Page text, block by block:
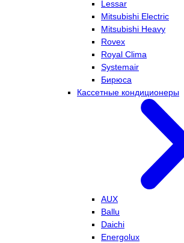
Lessar
Mitsubishi Electric
Mitsubishi Heavy
Rovex
Royal Clima
Systemair
Бирюса
Кассетные кондиционеры
AUX
Ballu
Daichi
Energolux